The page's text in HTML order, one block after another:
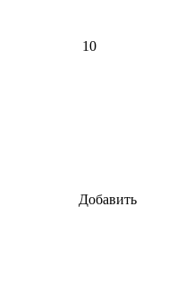
10
Добавить